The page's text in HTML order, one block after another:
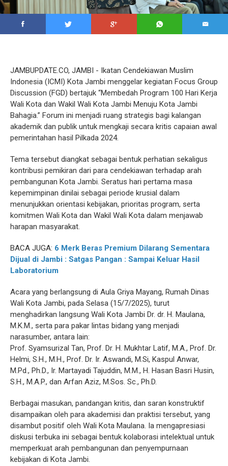
JAMBUPDATE.CO, JAMBI - Ikatan Cendekiawan Muslim
Indonesia (ICMI) Kota Jambi menggelar kegiatan Focus Group
Discussion (FGD) bertajuk “Membedah Program 100 Hari Kerja
Wali Kota dan Wakil Wali Kota Jambi Menuju Kota Jambi
Bahagia.” Forum ini menjadi ruang strategis bagi kalangan
akademik dan publik untuk mengkaji secara kritis capaian awal
pemerintahan hasil Pilkada 2024.
Tema tersebut diangkat sebagai bentuk perhatian sekaligus
kontribusi pemikiran dari para cendekiawan terhadap arah
pembangunan Kota Jambi. Seratus hari pertama masa
kepemimpinan dinilai sebagai periode krusial dalam
menunjukkan orientasi kebijakan, prioritas program, serta
komitmen Wali Kota dan Wakil Wali Kota dalam menjawab
harapan masyarakat.
BACA JUGA: 6 Merk Beras Premium Dilarang Sementara
Dijual di Jambi : Satgas Pangan : Sampai Keluar Hasil
Laboratorium
Acara yang berlangsung di Aula Griya Mayang, Rumah Dinas
Wali Kota Jambi, pada Selasa (15/7/2025), turut
menghadirkan langsung Wali Kota Jambi Dr. dr. H. Maulana,
M.K.M., serta para pakar lintas bidang yang menjadi
narasumber, antara lain:
Prof. Syamsurizal Tan, Prof. Dr. H. Mukhtar Latif, M.A., Prof. Dr.
Helmi, S.H., M.H., Prof. Dr. Ir. Aswandi, M.Si, Kaspul Anwar,
M.Pd., Ph.D., Ir. Martayadi Tajuddin, M.M., H. Hasan Basri Husin,
S.H., M.A.P., dan Arfan Aziz, M.Sos. Sc., Ph.D.
Berbagai masukan, pandangan kritis, dan saran konstruktif
disampaikan oleh para akademisi dan praktisi tersebut, yang
disambut positif oleh Wali Kota Maulana. Ia mengapresiasi
diskusi terbuka ini sebagai bentuk kolaborasi intelektual untuk
memperkuat arah pembangunan dan penyempurnaan
kebijakan di Kota Jambi.